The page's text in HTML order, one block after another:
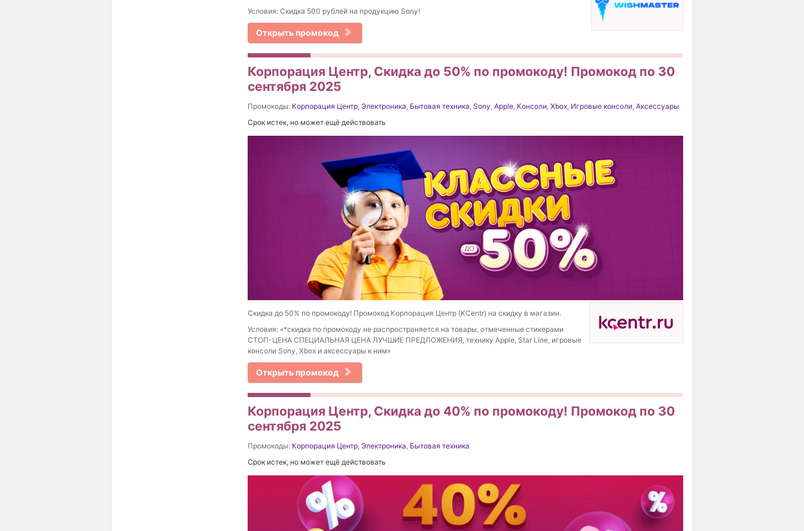
Условия: Скидка 500 рублей на продукцию Sony!
Открыть промокод
Корпорация Центр, Скидка до 50% по промокоду! Промокод по 30
сентября 2025
Промокоды: Корпорация Центр, Электроника, Бытовая техника, Sony, Apple, Консоли, Xbox, Игровые консоли, Аксессуары
Срок истек, но может ещё действовать
Скидка до 50% по промокоду! Промокод Корпорация Центр (KCentr) на скидку в магазин.
Условия: «*скидка по промокоду не распространяется на товары, отмеченные стикерами
СТОП-ЦЕНА СПЕЦИАЛЬНАЯ ЦЕНА ЛУЧШИЕ ПРЕДЛОЖЕНИЯ, технику Apple, Star Line, игровые
консоли Sony, Xbox и аксессуары к ним»
Открыть промокод
Корпорация Центр, Скидка до 40% по промокоду! Промокод по 30
сентября 2025
Промокоды: Корпорация Центр, Электроника, Бытовая техника
Срок истек, но может ещё действовать